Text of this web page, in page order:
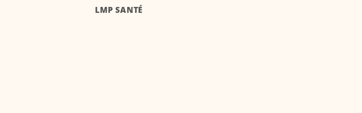
LMP SANTÉ